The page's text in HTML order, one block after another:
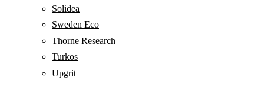
Solidea
Sweden Eco
Thorne Research
Turkos
Upgrit